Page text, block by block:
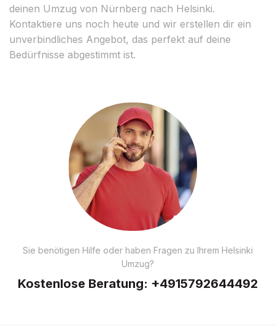
deinen Umzug von Nürnberg nach Helsinki.
Kontaktiere uns noch heute und wir erstellen dir ein
unverbindliches Angebot, das perfekt auf deine
Bedürfnisse abgestimmt ist.
Sie benötigen Hilfe oder haben Fragen zu Ihrem Helsinki
Umzug?
Kostenlose Beratung: +4915792644492